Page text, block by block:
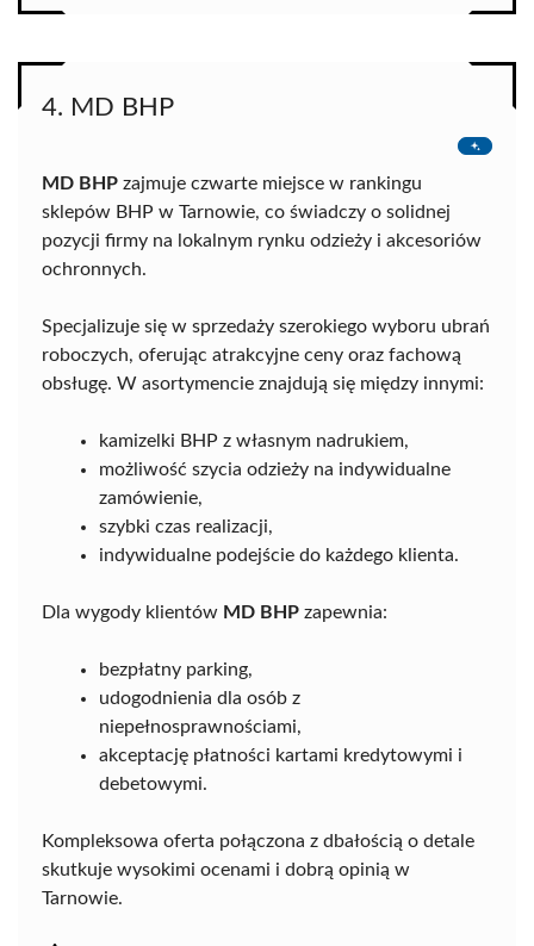
4. MD BHP
MD BHP zajmuje czwarte miejsce w rankingu
sklepów BHP w Tarnowie, co świadczy o solidnej
pozycji firmy na lokalnym rynku odzieży i akcesoriów
ochronnych.
Specjalizuje się w sprzedaży szerokiego wyboru ubrań
roboczych, oferując atrakcyjne ceny oraz fachową
obsługę. W asortymencie znajdują się między innymi:
kamizelki BHP z własnym nadrukiem,
możliwość szycia odzieży na indywidualne
zamówienie,
szybki czas realizacji,
indywidualne podejście do każdego klienta.
Dla wygody klientów MD BHP zapewnia:
bezpłatny parking,
udogodnienia dla osób z
niepełnosprawnościami,
akceptację płatności kartami kredytowymi i
debetowymi.
Kompleksowa oferta połączona z dbałością o detale
skutkuje wysokimi ocenami i dobrą opinią w
Tarnowie.